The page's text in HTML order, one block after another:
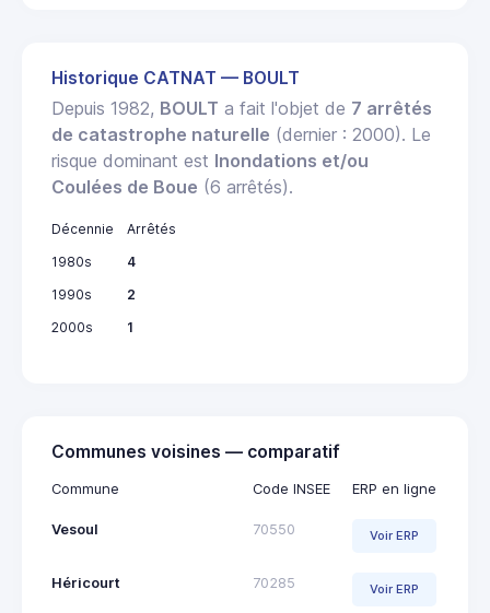
Historique CATNAT — BOULT
Depuis 1982, BOULT a fait l'objet de 7 arrêtés
de catastrophe naturelle (dernier : 2000). Le
risque dominant est Inondations et/ou
Coulées de Boue (6 arrêtés).
Décennie
Arrêtés
1980s
4
1990s
2
2000s
1
Communes voisines — comparatif
Commune Code INSEE ERP en ligne
Vesoul 70550 Voir ERP
Héricourt 70285 Voir ERP